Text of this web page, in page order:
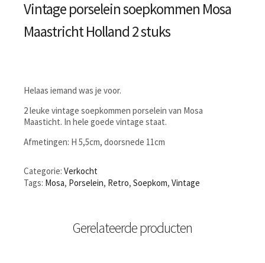
Vintage porselein soepkommen Mosa
Maastricht Holland 2 stuks
Helaas iemand was je voor.
2 leuke vintage soepkommen porselein van Mosa
Maasticht. In hele goede vintage staat.
Afmetingen: H 5,5cm, doorsnede 11cm
Categorie: Verkocht
Tags: Mosa, Porselein, Retro, Soepkom, Vintage
Gerelateerde producten